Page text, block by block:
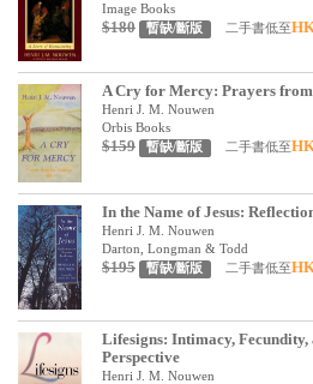
精選英文書
基道 Top 50
Image Books
$180 暫缺/斷版 二手書低至
A Cry for Mercy: Prayers from
Henri J. M. Nouwen
Orbis Books
$159 暫缺/斷版 二手書低至
In the Name of Jesus:
Henri J. M. Nouwen
Darton, Longman & Todd
$195 暫缺/斷版 二手書低至
Lifesigns: Intimacy,
Perspective
Henri J. M. Nouwen